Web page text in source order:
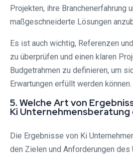
Projekten, ihre Branchenerfahrung
maßgeschneiderte Lösungen
Es ist auch wichtig, Referenzen
zu überprüfen und einen klaren
Budgetrahmen zu definieren, um
Erwartungen erfüllt werden können.
5. Welche Art von
Ki Unternehmensberatung
Die Ergebnisse von Ki
den Zielen und Anforderungen des